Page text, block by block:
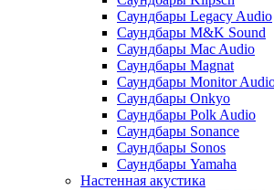
Саундбары Legacy Audio
Саундбары M&K Sound
Саундбары Mac Audio
Саундбары Magnat
Саундбары Monitor
Саундбары Onkyo
Саундбары Polk Audio
Саундбары Sonance
Саундбары Sonos
Саундбары Yamaha
Настенная акустика